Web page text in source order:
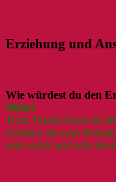
Erziehung und
Wie würdest du den
Mittel
Trotz Terrier-Gene ist
erziehen als zum
sehr sozial und sehr